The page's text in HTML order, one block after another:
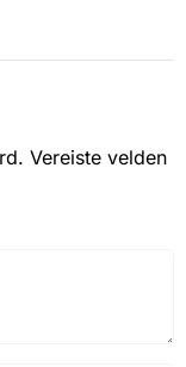
Vereiste velden